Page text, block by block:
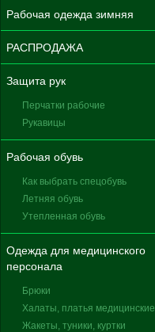
Рабочая одежда зимняя
РАСПРОДАЖА
Защита рук
Перчатки рабочие
Рукавицы
Рабочая обувь
Как выбрать спецобувь
Летняя обувь
Утепленная обувь
Одежда для медицинского
персонала
Брюки
Халаты, платья медицинские
Жакеты, туники, куртки